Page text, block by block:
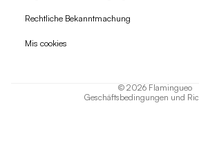
Rechtliche Bekanntmachung
Mis cookies
© 2026 Flamingueo
Geschäftsbedingungen und
Widerrufsrecht